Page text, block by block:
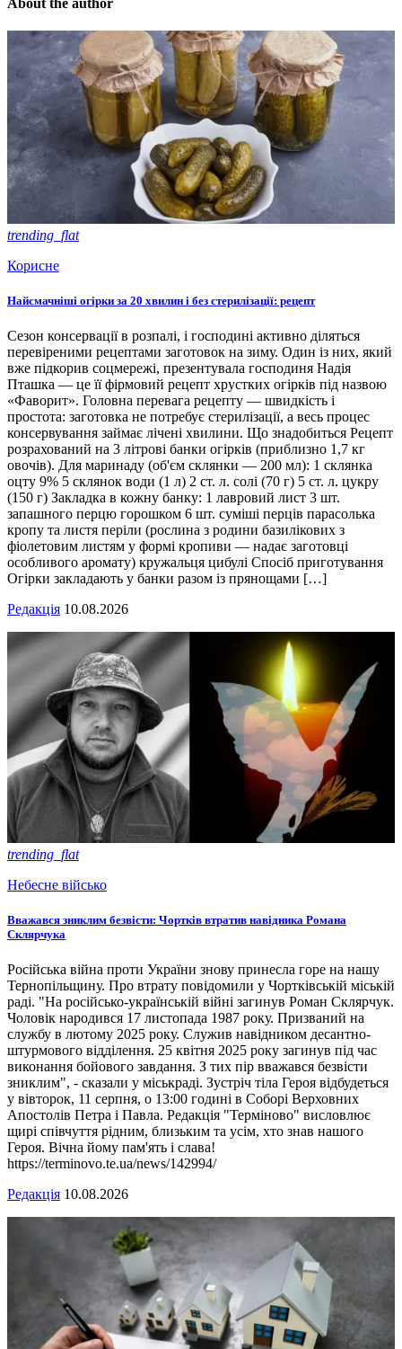
trending_flat
Корисне
Найсмачніші огірки за 20 хвилин і без стерилізації: рецепт
Сезон консервації в розпалі, і господині активно діляться
перевіреними рецептами заготовок на зиму. Один із них, який
вже підкорив соцмережі, презентувала господиня Надія
Пташка — це її фірмовий рецепт хрустких огірків під назвою
«Фаворит». Головна перевага рецепту — швидкість і
простота: заготовка не потребує стерилізації, а весь процес
консервування займає лічені хвилини. Що знадобиться Рецепт
розрахований на 3 літрові банки огірків (приблизно 1,7 кг
овочів). Для маринаду (об'єм склянки — 200 мл): 1 склянка
оцту 9% 5 склянок води (1 л) 2 ст. л. солі (70 г) 5 ст. л. цукру
(150 г) Закладка в кожну банку: 1 лавровий лист 3 шт.
запашного перцю горошком 6 шт. суміші перців парасолька
кропу та листя періли (рослина з родини базилікових з
фіолетовим листям у формі кропиви — надає заготовці
особливого аромату) кружальця цибулі Спосіб приготування
Огірки закладають у банки разом із прянощами […]
Редакція 10.08.2026
trending_flat
Небесне військо
Вважався зниклим безвісти: Чортків втратив навідника Романа
Склярчука
Російська війна проти України знову принесла горе на нашу
Тернопільщину. Про втрату повідомили у Чортківській міській
раді. "На російсько-українській війні загинув Роман Склярчук.
Чоловік народився 17 листопада 1987 року. Призваний на
службу в лютому 2025 року. Служив навідником десантно-
штурмового відділення. 25 квітня 2025 року загинув під час
виконання бойового завдання. З тих пір вважався безвісти
зниклим", - сказали у міськраді. Зустріч тіла Героя відбудеться
у вівторок, 11 серпня, о 13:00 годині в Соборі Верховних
Апостолів Петра і Павла. Редакція "Терміново" висловлює
щирі співчуття рідним, близьким та усім, хто знав нашого
Героя. Вічна йому пам'ять і слава!
https://terminovo.te.ua/news/142994/
Редакція 10.08.2026